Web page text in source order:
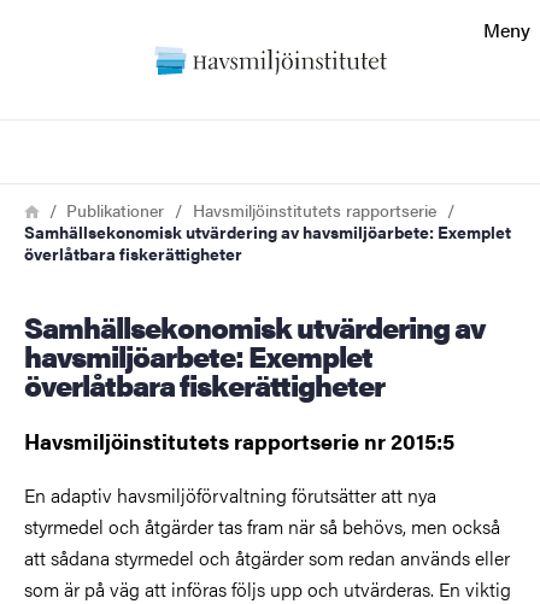
Om webbplatsen
Meny
Länkstig
HemPublikationer
Havsmiljöinstitutets rapportserie
Samhällsekonomisk utvärdering av havsmiljöarbete: Exemplet
överlåtbara fiskerättigheter
Samhällsekonomisk utvärdering av
havsmiljöarbete: Exemplet
överlåtbara fiskerättigheter
Havsmiljöinstitutets rapportserie nr 2015:5
En adaptiv havsmiljöförvaltning förutsätter att nya
styrmedel och åtgärder tas fram när så behövs, men också
att sådana styrmedel och åtgärder som redan används eller
som är på väg att införas följs upp och utvärderas. En viktig